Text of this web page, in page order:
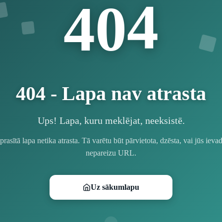
404
404 - Lapa nav atrasta
Ups! Lapa, kuru meklējat, neeksistē.
lapa netika atrasta. Tā varētu būt pārvietota, dzēsta, vai jūs
nepareizu URL.
Uz sākumlapu